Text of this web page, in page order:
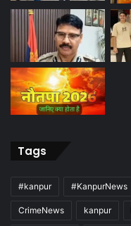
Tags
#kanpur #KanpurNews
CrimeNews kanpur